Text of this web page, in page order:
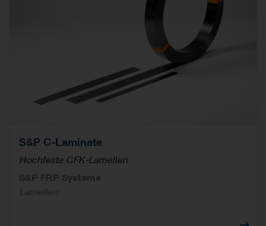
S&P C-Laminate
Hochfeste CFK-Lamellen
S&P FRP Systeme
Lamellen